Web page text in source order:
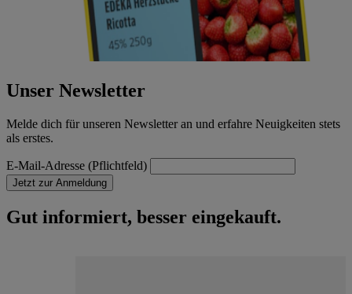
Unser Newsletter
Melde dich für unseren Newsletter an und erfahre Neuigkeiten stets
als erstes.
E-Mail-Adresse (Pflichtfeld)
Jetzt zur Anmeldung
Gut informiert, besser eingekauft.